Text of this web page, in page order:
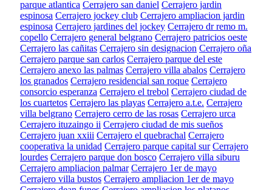
parque atlantica Cerrajero san daniel Cerrajero jardin
espinosa Cerrajero jockey club Cerrajero ampliacion jardin
espinosa Cerrajero jardines del jockey Cerrajero dr remo m.
copello Cerrajero general belgrano Cerrajero patricios oeste
Cerrajero las cañitas Cerrajero sin designacion Cerrajero oña
Cerrajero parque san carlos Cerrajero parque del este
Cerrajero anexo las palmas Cerrajero villa abalos Cerrajero
los granados Cerrajero residencial san roque Cerrajero
consorcio esperanza Cerrajero el trebol Cerrajero ciudad de
los cuartetos Cerrajero las playas Cerrajero a.t.e. Cerrajero
villa belgrano Cerrajero cerro de las rosas Cerrajero urca
Cerrajero ituzaingo ii Cerrajero ciudad de mis sueños
Cerrajero juan xxiii Cerrajero el quebrachal Cerrajero
cooperativa la unidad Cerrajero parque capital sur Cerrajero
lourdes Cerrajero parque don bosco Cerrajero villa siburu
Cerrajero ampliacion palmar Cerrajero 1er de mayo
Cerrajero villa bustos Cerrajero ampliacion 1er de mayo